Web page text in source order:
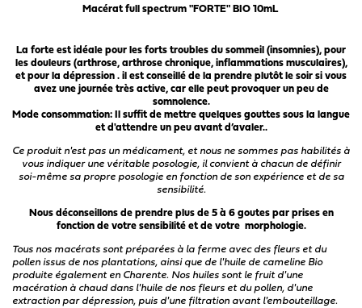
Macérat full spectrum "FORTE" BIO 10mL
La forte est idéale pour les forts troubles du sommeil (insomnies), pour
les douleurs (arthrose, arthrose chronique, inflammations musculaires),
et pour la dépression . il est conseillé de la prendre plutôt le soir si vous
avez une journée très active, car elle peut provoquer un peu de
somnolence.
Mode consommation: Il suffit de mettre quelques gouttes sous la langue
et d'attendre un peu avant d’avaler..
Ce produit n'est pas un médicament, et nous ne sommes pas habilités à
vous indiquer une véritable posologie, il convient à chacun de définir
soi-même sa propre posologie en fonction de son expérience et de sa
sensibilité.
Nous déconseillons de prendre plus de 5 à 6 goutes par prises en
fonction de votre sensibilité et de votre morphologie.
Tous nos macérats sont préparées à la ferme avec des fleurs et du
pollen issus de nos plantations, ainsi que de l'huile de cameline Bio
produite également en Charente. Nos huiles sont le fruit d'une
macération à chaud dans l'huile de nos fleurs et du pollen, d'une
extraction par dépression, puis d'une filtration avant l'embouteillage.